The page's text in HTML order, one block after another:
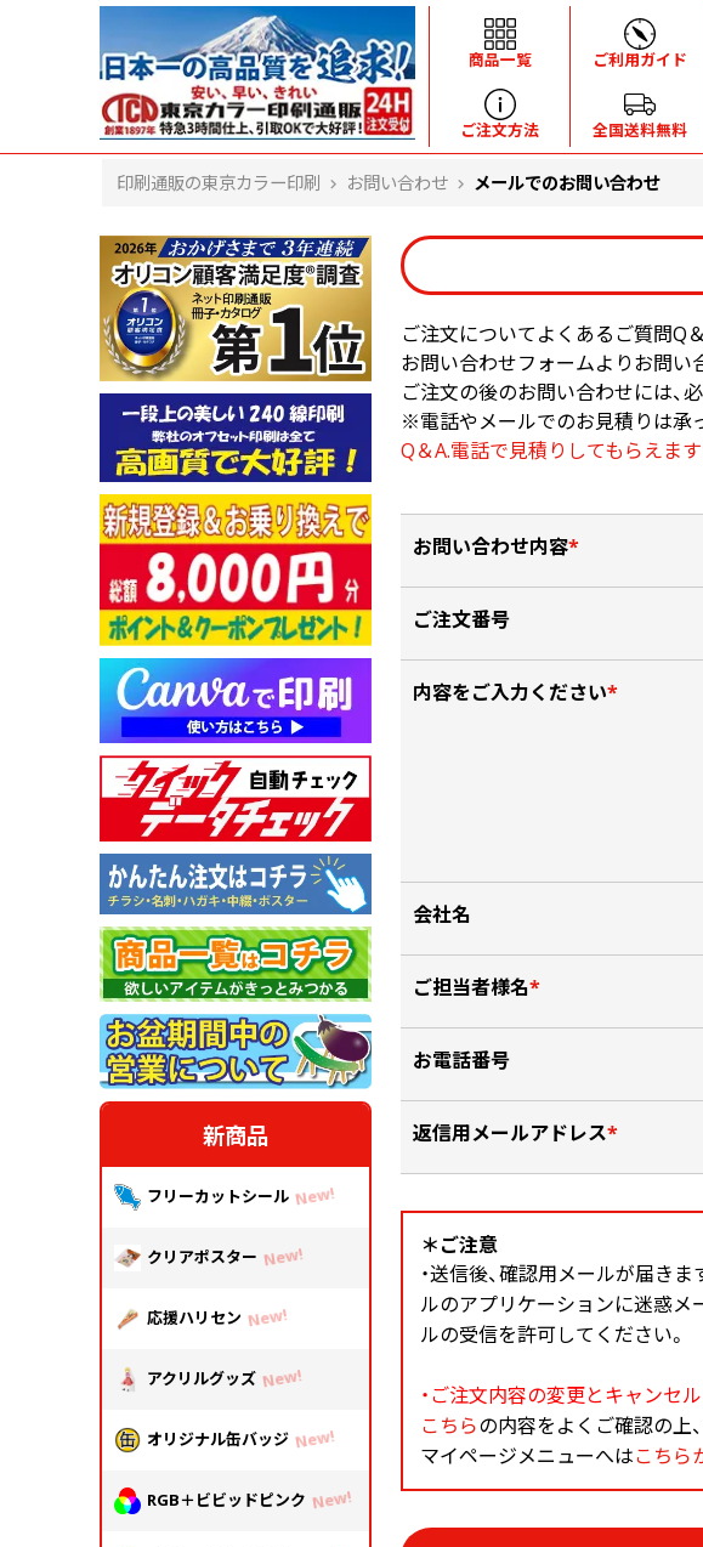
商品一覧
ご注文方法
ご利用ガイド
全国送料無料
印刷通販の東京カラー印刷 お問い合わせ メールでのお問い合わせ
ご注文についてよくあるご質問Q
お問い合わせフォームよりお問い
ご注文の後のお問い合わせには、
※電話やメールでのお見積りは承
Q＆A.電話で見積りしてもらえます
お問い合わせ内容*
ご注文番号
内容をご入力ください*
会社名
ご担当者様名*
お電話番号
返信用メールアドレス*
＊ご注意
・送信後、確認用メールが届き
ルのアプリケーションに迷惑メ
ルの受信を許可してください。
・ご注文内容の変更とキャンセ
こちらの内容をよくご確認の上
マイページメニューへはこちら
新商品
フリーカットシール
クリアポスター
応援ハリセン
アクリルグッズ
オリジナル缶バッジ
RGB＋ビビッドピンク
ヘルプ
入金・決済後、入金情報画面に反映されま
せん。
価格表にない部数の注文は可能ですか？
出荷からお届けまでの日数を教えてくださ
い。
完成時間の目安を電話で確認できますか？
任意の部数単位で帯をかけて納品できま
すか？
領収書・納品書を発行は可能ですか？
初回特典の1000ポイントを使用するに
は？
見本と印刷データの比較はしてくれます
か？
画面表示操作
ユーザー登録ログイン
注文
入稿
データ
校正・印刷
お支払い
梱包・包装
発送・配送
変更・キャンセル
商品別のよくある質問
折り加工
中綴じ冊子
季節商品
封筒／クリアファイル